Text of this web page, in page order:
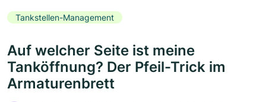
Tankstellen-Management
Auf welcher Seite ist meine
Tanköffnung? Der Pfeil-Trick im
Armaturenbrett